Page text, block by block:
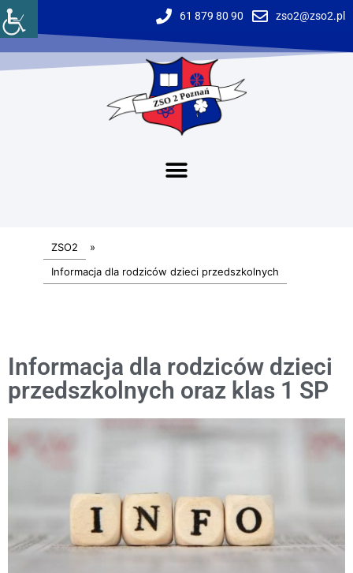
61 879 80 90 zso2@zso2.pl
ZSO2
»
Informacja dla rodziców dzieci przedszkolnych
Informacja dla rodziców dzieci
przedszkolnych oraz klas 1 SP